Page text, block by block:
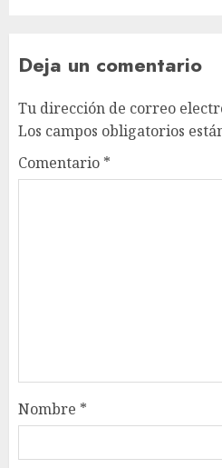
Deja un comentario
Tu dirección de correo
Los campos obligatorios
Comentario *
Nombre *